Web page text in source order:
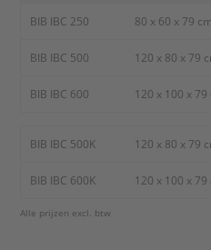
BIB IBC 250 80 x 60 x 79 cm
BIB IBC 500 120 x 80 x 79
BIB IBC 600 120 x 100 x 79
BIB IBC 500K 120 x 80 x 79
BIB IBC 600K 120 x 100 x 79
Alle prijzen excl. btw